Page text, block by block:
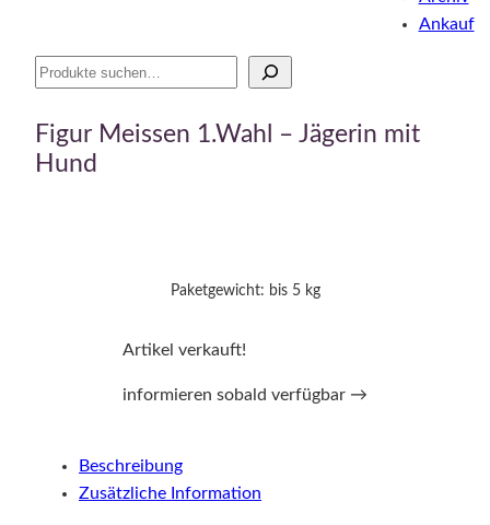
Suche
Ankauf
Figur Meissen 1.Wahl – Jägerin mit
Hund
Paketgewicht: bis 5 kg
Artikel verkauft!
informieren sobald verfügbar →
Beschreibung
Zusätzliche Information